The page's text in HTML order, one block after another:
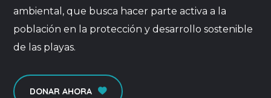
ambiental, que busca hacer parte activa a la
población en la protección y desarrollo sostenible
de las playas.
DONAR AHORA